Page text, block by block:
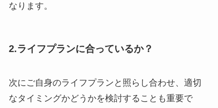
なります。
2.ライフプランに合っているか？
次にご自身のライフプランと照らし合わせ、適切
なタイミングかどうかを検討することも重要で